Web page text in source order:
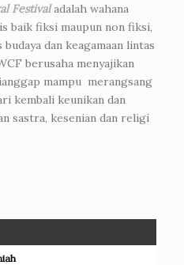
Festivaladalah wahana
baik fiksi maupun non fiksi,
dan keagamaan lintas
berusaha menyajikan
mampu merangsang
kembali keunikan dan
sastra, kesenian dan religi